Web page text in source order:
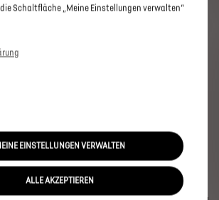
Schaltfläche „Meine Einstellungen verwalten“
MEINE EINSTELLUNGEN VERWALTEN
ALLE AKZEPTIEREN